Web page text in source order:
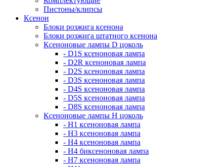
Пистоны/клипсы
Ксенон
Блоки розжига ксенона
Блоки розжига штатного ксенона
Ксеноновые лампы D цоколь
- D1S ксеноновая лампа
- D2R ксеноновая лампа
- D2S ксеноновая лампа
- D3S ксеноновая лампа
- D4S ксеноновая лампа
- D5S ксеноновая лампа
- D8S ксеноновая лампа
Ксеноновые лампы Н цоколь
- H1 ксеноновая лампа
- H3 ксеноновая лампа
- H4 ксеноновая лампа
- H4 биксеноновая лампа
- H7 ксеноновая лампа